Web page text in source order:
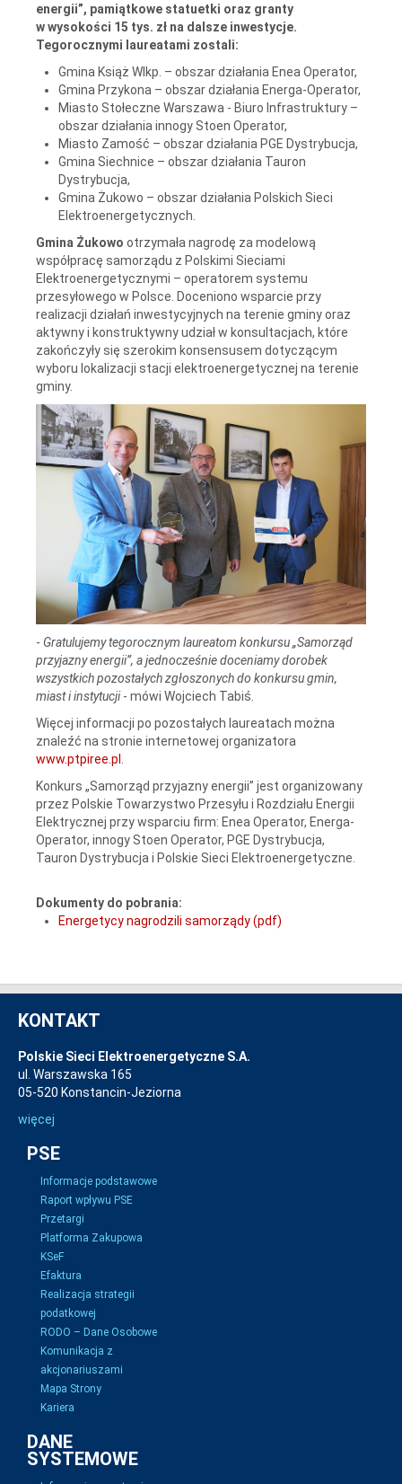
energii”, pamiątkowe statuetki oraz granty
w wysokości 15 tys. zł na dalsze inwestycje.
Tegorocznymi laureatami zostali:
Gmina Książ Wlkp. – obszar działania Enea Operator,
Gmina Przykona – obszar działania Energa-Operator,
Miasto Stołeczne Warszawa - Biuro Infrastruktury –
obszar działania innogy Stoen Operator,
Miasto Zamość – obszar działania PGE Dystrybucja,
Gmina Siechnice – obszar działania Tauron
Dystrybucja,
Gmina Żukowo – obszar działania Polskich Sieci
Elektroenergetycznych.
Gmina Żukowo otrzymała nagrodę za modelową
współpracę samorządu z Polskimi Sieciami
Elektroenergetycznymi – operatorem systemu
przesyłowego w Polsce. Doceniono wsparcie przy
realizacji działań inwestycyjnych na terenie gminy oraz
aktywny i konstruktywny udział w konsultacjach, które
zakończyły się szerokim konsensusem dotyczącym
wyboru lokalizacji stacji elektroenergetycznej na terenie
gminy.
- Gratulujemy tegorocznym laureatom konkursu „Samorząd
przyjazny energii”, a jednocześnie doceniamy dorobek
wszystkich pozostałych zgłoszonych do konkursu gmin,
miast i instytucji- mówi Wojciech Tabiś.
Więcej informacji po pozostałych laureatach można
znaleźć na stronie internetowej organizatora
www.ptpiree.pl
Konkurs „Samorząd przyjazny energii” jest organizowany
przez Polskie Towarzystwo Przesyłu i Rozdziału Energii
Elektrycznej przy wsparciu firm: Enea Operator, Energa-
Operator, innogy Stoen Operator, PGE Dystrybucja,
Tauron Dystrybucja i Polskie Sieci Elektroenergetyczne.
Dokumenty do pobrania:
Energetycy nagrodzili samorządy (pdf)
KONTAKT
Polskie Sieci Elektroenergetyczne S.A.
ul. Warszawska 165
05-520 Konstancin-Jeziorna
więcej
PSE
Informacje podstawowe
Raport wpływu PSE
Przetargi
Platforma Zakupowa
KSeF
Efaktura
Realizacja strategii
podatkowej
RODO – Dane Osobowe
Komunikacja z
akcjonariuszami
Mapa Strony
Kariera
DANE
SYSTEMOWE